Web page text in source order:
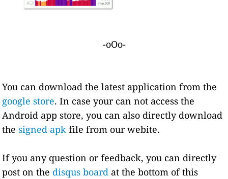
-oOo-
You can download the latest application from the
google store. In case your can not access the
Android app store, you can also directly download
thesigned apk file from our webite.
If you any question or feedback, you can directly
post on the disqus board at the bottom of this